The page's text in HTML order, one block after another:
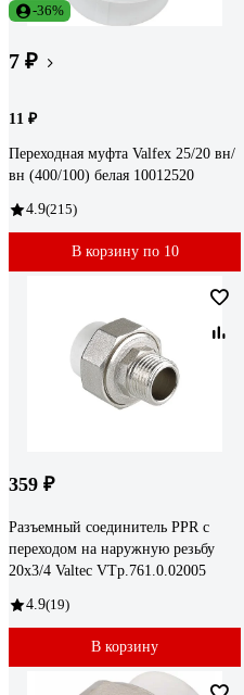
-36%
7 ₽
11 ₽
Переходная муфта Valfex 25/20 вн/
вн (400/100) белая 10012520
4.9(215)
В корзину по 10
359 ₽
Разъемный соединитель PPR с
переходом на наружную резьбу
20х3/4 Valtec VTp.761.0.02005
4.9(19)
В корзину